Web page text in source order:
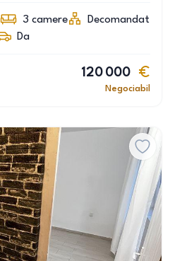
3 camere
Decomandat
Da
120 000
Negociabil